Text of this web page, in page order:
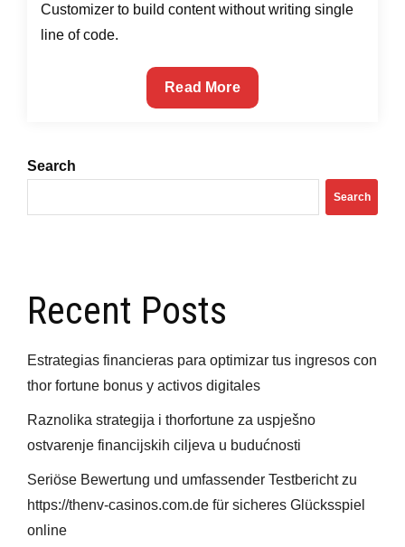
Customizer to build content without writing single
line of code.
Built
in
and
Read More
Search
Search
Recent Posts
Estrategias financieras para optimizar tus ingresos con
thor fortune bonus y activos digitales
Raznolika strategija i thorfortune za uspješno
ostvarenje financijskih ciljeva u budućnosti
Seriöse Bewertung und umfassender Testbericht zu
https://thenv-casinos.com.de für sicheres Glücksspiel
online